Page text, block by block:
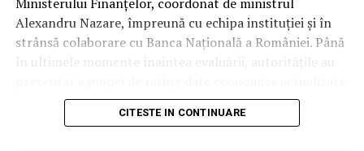
pe parcursul mandatului, Nicușor Dan a rămas
interlocutorul strategic în care partenerii externi au
avut încredere totală.
Presedinția ca garant al
disciplinei bugetare
Alexandru Nazare, împreună cu echipa instituției și în
strânsă colaborare cu Banca Națională a României. Până
în ultimele momente înaintea evaluării, autoritățile au
și argumente tehnice privind evoluția finanțelor publice
și măsurile adoptate pentru consolidarea fiscală.
CITESTE IN CONTINUARE